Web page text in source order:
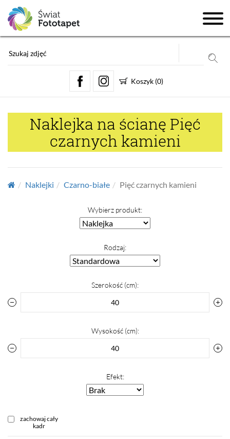
Koszyk (0)
Naklejka na ścianę Pięć
czarnych kamieni
Naklejki Czarno-białe Pięć czarnych kamieni
Wybierz produkt:
Rodzaj:
Szerokość (cm):
Wysokość (cm):
Efekt:
zachowaj cały
kadr